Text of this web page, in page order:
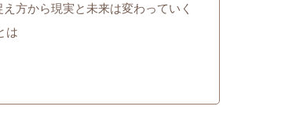
方から現実と未来は変わっていく
は